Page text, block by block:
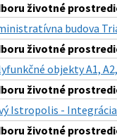
životné
budova
životné
objekty A1,
životné
Istropolis -
životné